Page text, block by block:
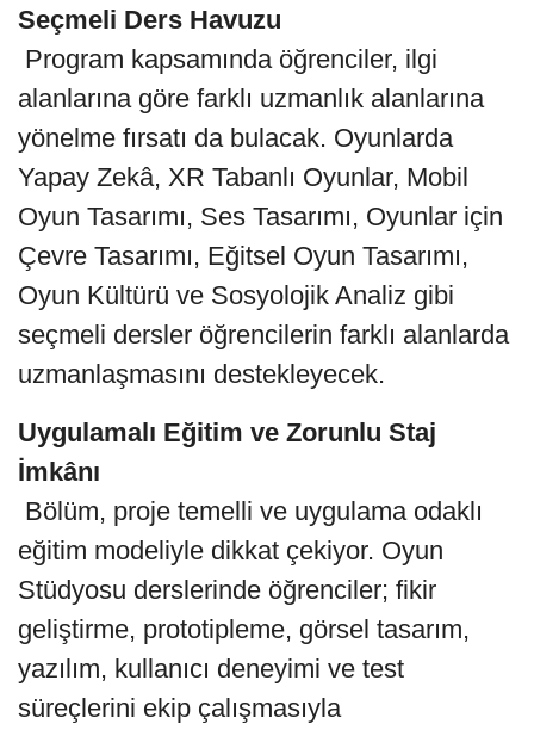
Seçmeli Ders Havuzu
Program kapsamında öğrenciler, ilgi
alanlarına göre farklı uzmanlık alanlarına
yönelme fırsatı da bulacak. Oyunlarda
Yapay Zekâ, XR Tabanlı Oyunlar, Mobil
Oyun Tasarımı, Ses Tasarımı, Oyunlar için
Çevre Tasarımı, Eğitsel Oyun Tasarımı,
Oyun Kültürü ve Sosyolojik Analiz gibi
seçmeli dersler öğrencilerin farklı alanlarda
uzmanlaşmasını destekleyecek.
Uygulamalı Eğitim ve Zorunlu Staj
İmkânı
Bölüm, proje temelli ve uygulama odaklı
eğitim modeliyle dikkat çekiyor. Oyun
Stüdyosu derslerinde öğrenciler; fikir
geliştirme, prototipleme, görsel tasarım,
yazılım, kullanıcı deneyimi ve test
süreçlerini ekip çalışmasıyla